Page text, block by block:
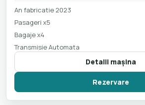
An fabricatie 2023
Pasageri x5
Bagaje x4
Transmisie Automata
Detalii maşina
Rezervare